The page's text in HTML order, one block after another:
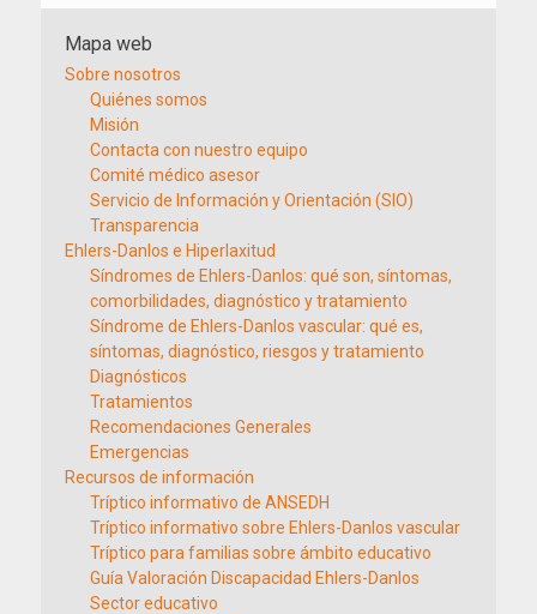
Mapa web
Sobre nosotros
Quiénes somos
Misión
Contacta con nuestro equipo
Comité médico asesor
Servicio de Información y Orientación (SIO)
Transparencia
Ehlers-Danlos e Hiperlaxitud
Síndromes de Ehlers-Danlos: qué son, síntomas,
comorbilidades, diagnóstico y tratamiento
Síndrome de Ehlers-Danlos vascular: qué es,
síntomas, diagnóstico, riesgos y tratamiento
Diagnósticos
Tratamientos
Recomendaciones Generales
Emergencias
Recursos de información
Tríptico informativo de ANSEDH
Tríptico informativo sobre Ehlers-Danlos vascular
Tríptico para familias sobre ámbito educativo
Guía Valoración Discapacidad Ehlers-Danlos
Sector educativo